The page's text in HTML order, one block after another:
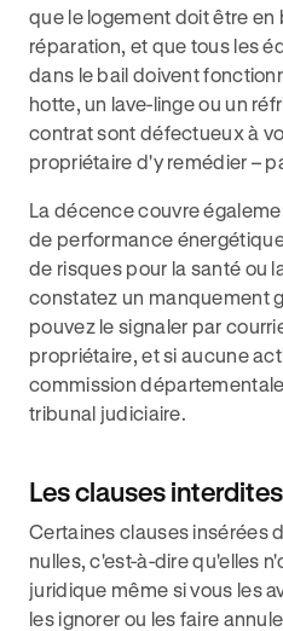
que le logement doit être
réparation, et que tous les
dans le bail doivent
hotte, un lave-linge ou un
contrat sont défectueux à
propriétaire d'y remédier –
La décence couvre
de performance
de risques pour la santé ou
constatez un manquement
pouvez le signaler par
propriétaire, et si aucune
commission
tribunal judiciaire.
Les clauses
Certaines clauses insérées
nulles, c'est-à-dire qu'elles
juridique même si vous les
les ignorer ou les faire